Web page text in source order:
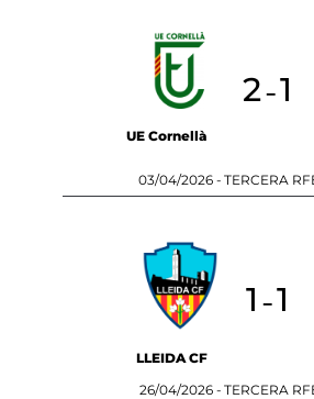
UE Cornellà
2-1
03/04/2026 - TERCERA
LLEIDA CF
1-1
26/04/2026 - TERCERA